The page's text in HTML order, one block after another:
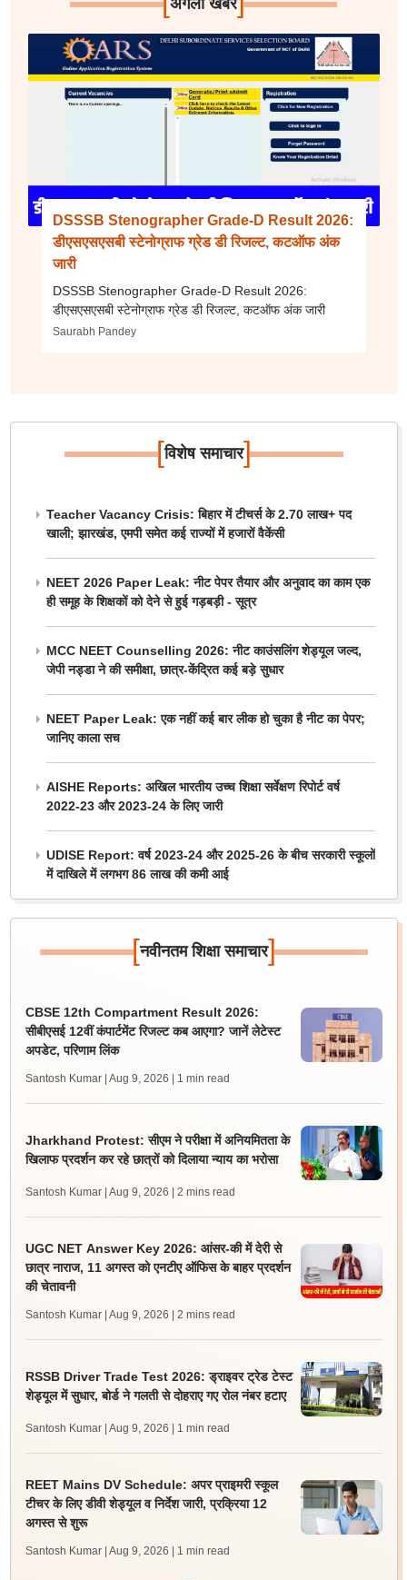
अगली खबर
DSSSB Stenographer Grade-D Result 2026:
डीएसएसएसबी स्टेनोग्राफ ग्रेड डी रिजल्ट, कटऑफ अंक
जारी
DSSSB Stenographer Grade-D Result 2026:
डीएसएसएसबी स्टेनोग्राफ ग्रेड डी रिजल्ट, कटऑफ अंक जारी
Saurabh Pandey
[विशेष समाचार]
Teacher Vacancy Crisis: बिहार में टीचर्स के 2.70 लाख+ पद
खाली; झारखंड, एमपी समेत कई राज्यों में हजारों वैकेंसी
NEET 2026 Paper Leak: नीट पेपर तैयार और अनुवाद का काम एक
ही समूह के शिक्षकों को देने से हुई गड़बड़ी - सूत्र
MCC NEET Counselling 2026: नीट काउंसलिंग शेड्यूल जल्द,
जेपी नड्डा ने की समीक्षा, छात्र-केंद्रित कई बड़े सुधार
NEET Paper Leak: एक नहीं कई बार लीक हो चुका है नीट का पेपर;
जानिए काला सच
AISHE Reports: अखिल भारतीय उच्च शिक्षा सर्वेक्षण रिपोर्ट वर्ष
2022-23 और 2023-24 के लिए जारी
UDISE Report: वर्ष 2023-24 और 2025-26 के बीच सरकारी स्कूलों
में दाखिले में लगभग 86 लाख की कमी आई
[नवीनतम शिक्षा समाचार]
CBSE 12th Compartment Result 2026:
सीबीएसई 12वीं कंपार्टमेंट रिजल्ट कब आएगा? जानें लेटेस्ट
अपडेट, परिणाम लिंक
Santosh Kumar | Aug 9, 2026 | 1 min read
Jharkhand Protest: सीएम ने परीक्षा में अनियमितता के
खिलाफ प्रदर्शन कर रहे छात्रों को दिलाया न्याय का भरोसा
Santosh Kumar | Aug 9, 2026 | 2 mins read
UGC NET Answer Key 2026: आंसर-की में देरी से
छात्र नाराज, 11 अगस्त को एनटीए ऑफिस के बाहर प्रदर्शन
की चेतावनी
Santosh Kumar | Aug 9, 2026 | 2 mins read
RSSB Driver Trade Test 2026: ड्राइवर ट्रेड टेस्ट
शेड्यूल में सुधार, बोर्ड ने गलती से दोहराए गए रोल नंबर हटाए
Santosh Kumar | Aug 9, 2026 | 1 min read
REET Mains DV Schedule: अपर प्राइमरी स्कूल
टीचर के लिए डीवी शेड्यूल व निर्देश जारी, प्रक्रिया 12
अगस्त से शुरू
Santosh Kumar | Aug 9, 2026 | 1 min read